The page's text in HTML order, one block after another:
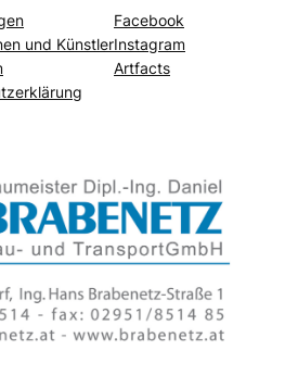
und Künstler
Facebook
Instagram
Artfacts